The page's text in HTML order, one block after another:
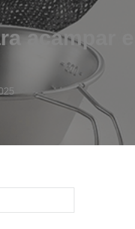
acampar e